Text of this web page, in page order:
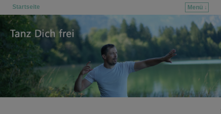
Startseite
Menü ↓
Zum Inhalt wechseln
Zum sekundären Inhalt wechseln